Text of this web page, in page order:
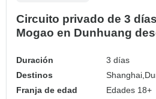
Circuito privado de 3
Mogao en Dunhuang
Duración
3 días
Destinos
Shanghai,
Franja de edad
Edades 18+